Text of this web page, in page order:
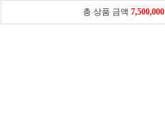
총 상품 금액 7,500,000